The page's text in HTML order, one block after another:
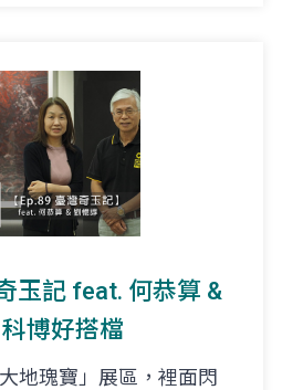
玉記 feat. 何恭算 &
博好搭檔
地瑰寶」展區，裡面閃